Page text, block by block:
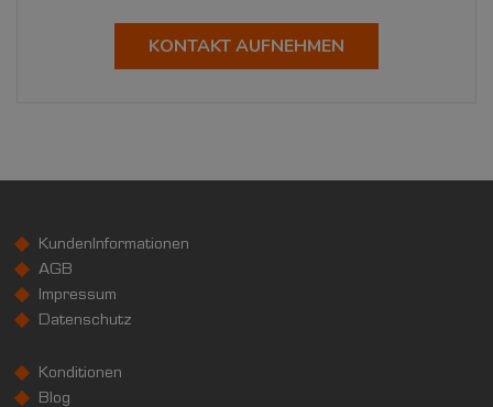
KONTAKT AUFNEHMEN
KundenInformationen
AGB
Impressum
Datenschutz
Konditionen
Blog